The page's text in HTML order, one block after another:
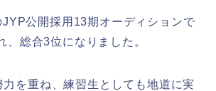
公開採用13期オーディションで
、総合3位になりました。
を重ね、練習生としても地道に実